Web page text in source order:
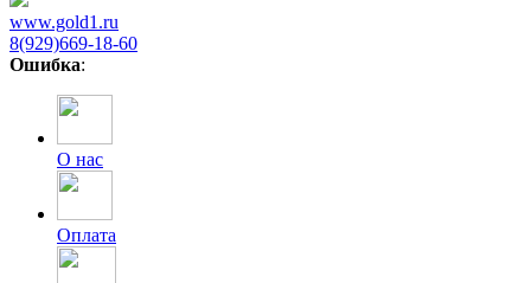
www.gold1.ru
8(929)669-18-60
Ошибка:
О нас
Оплата